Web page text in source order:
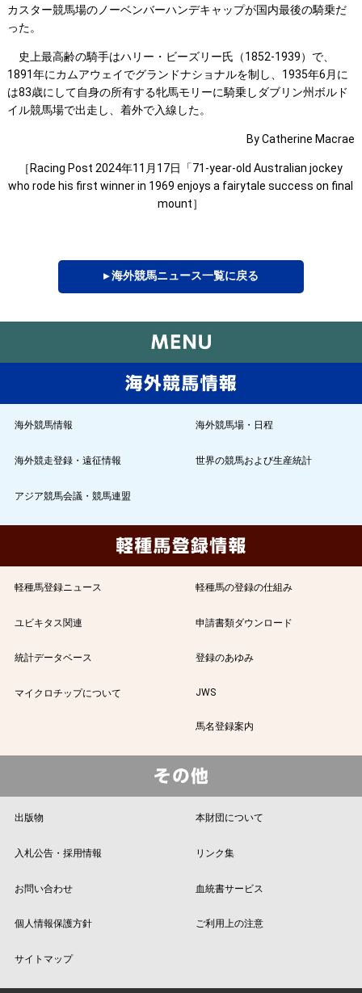
カスター競馬場のノーベンバーハンデキャップが国内最後の騎乗だ
った。
史上最高齢の騎手はハリー・ビーズリー氏（1852-1939）で、
1891年にカムアウェイでグランドナショナルを制し、1935年6月に
は83歳にして自身の所有する牝馬モリーに騎乗しダブリン州ボルド
イル競馬場で出走し、着外で入線した。
By Catherine Macrae
［Racing Post 2024年11月17日「71-year-old Australian jockey
who rode his first winner in 1969 enjoys a fairytale success on final
mount］
▸ 海外競馬ニュース一覧に戻る
海外競馬情報 海外競馬場・日程
海外競走登録・遠征情報 世界の競馬および生産統計
アジア競馬会議・競馬連盟
軽種馬登録ニュース 軽種馬の登録の仕組み
ユビキタス関連 申請書類ダウンロード
統計データベース 登録のあゆみ
マイクロチップについて JWS
馬名登録案内
出版物 本財団について
入札公告・採用情報 リンク集
お問い合わせ 血統書サービス
個人情報保護方針 ご利用上の注意
サイトマップ